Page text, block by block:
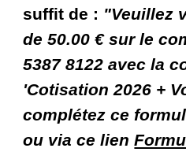
suffit de : "Veuillez
de 50.00 € sur le
5387 8122 avec la
'Cotisation 2026 +
complétez ce
ou via ce lien